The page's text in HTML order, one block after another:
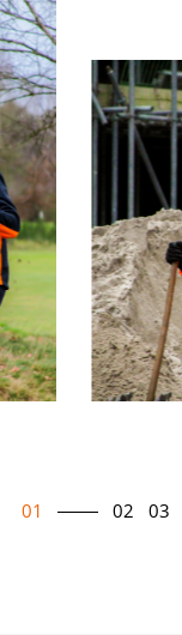
01 02 03